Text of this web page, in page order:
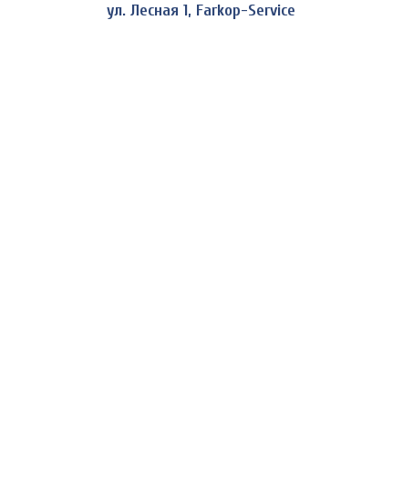
ул. Лесная 1, Farkop-Service